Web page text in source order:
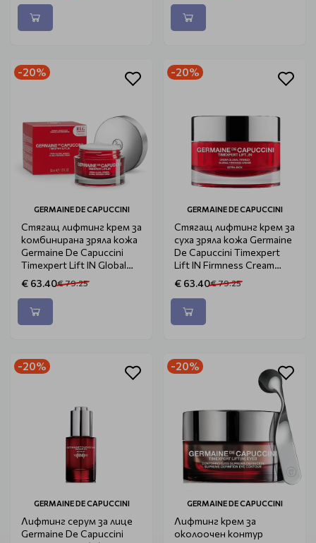
-20%
GERMAINE DE CAPUCCINI
Стягащ лифтинг крем за
комбинирана зряла кожа
Germaine De Capuccini
Timexpert Lift IN Global
Firmness Cream 50ml
€ 63.40€ 79.25
-20%
GERMAINE DE CAPUCCINI
Стягащ лифтинг крем за
суха зряла кожа Germaine
De Capuccini Timexpert
Lift IN Firmness Cream
Extra Rich 50ml
€ 63.40€ 79.25
-20%
GERMAINE DE CAPUCCINI
Лифтинг серум за лице
Germaine De Capuccini
-20%
GERMAINE DE CAPUCCINI
Лифтинг крем за
околоочен контур